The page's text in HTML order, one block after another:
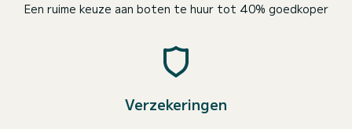
Een ruime keuze aan boten te huur tot 40% goedkoper
Verzekeringen